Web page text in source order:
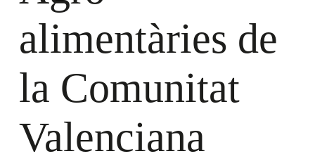
alimentàries de
la Comunitat
Valenciana